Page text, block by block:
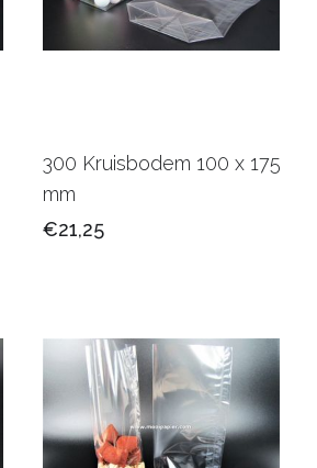
300 Kruisbodem 100 x 175
mm
€21,25